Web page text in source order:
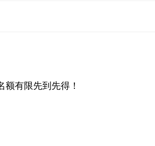
额有限先到先得！